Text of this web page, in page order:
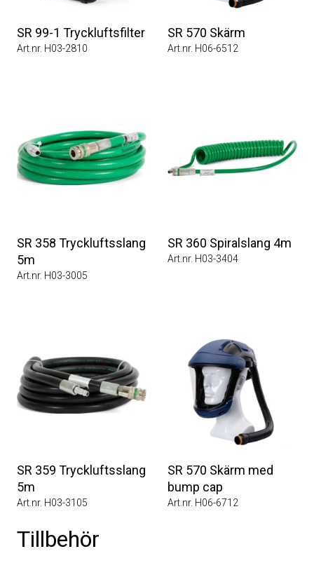
SR 99-1 Tryckluftsfilter
Art.nr. H03-2810
SR 570 Skärm
Art.nr. H06-6512
SR 358 Tryckluftsslang
5m
Art.nr. H03-3005
SR 360 Spiralslang 4m
Art.nr. H03-3404
SR 359 Tryckluftsslang
5m
Art.nr. H03-3105
SR 570 Skärm med
bump cap
Art.nr. H06-6712
Tillbehör